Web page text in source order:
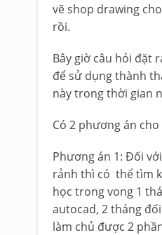
vẽ shop drawing
rồi.
Bây giờ câu hỏi đặt
để sử dụng thành
này trong thời gian
Có 2 phương án cho
Phương án 1: Đối
rảnh thì có thể tìm
học trong vong 1
autocad, 2 tháng
làm chủ được 2